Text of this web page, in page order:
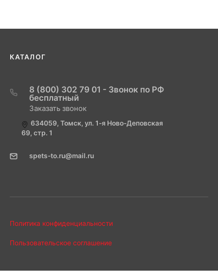
КАТАЛОГ
8 (800) 302 79 01 - Звонок по РФ
бесплатный
Заказать звонок
634059, Томск, ул. 1-я Ново-Деповская
69, стр. 1
spets-to.ru@mail.ru
Политика конфиденциальности
Пользовательское соглашение